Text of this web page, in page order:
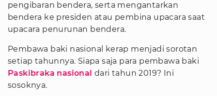
pengibaran bendera, serta mengantarkan
bendera ke presiden atau pembina upacara saat
upacara penurunan bendera.
Pembawa baki nasional kerap menjadi sorotan
setiap tahunnya. Siapa saja para pembawa baki
Paskibraka nasional dari tahun 2019? Ini
sosoknya.